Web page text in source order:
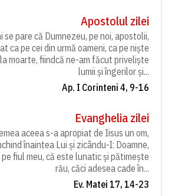
Apostolul zilei
se pare că Dumnezeu, pe noi, apostolii,
ca pe cei din urmă oameni, ca pe niște
moarte, fiindcă ne-am făcut priveliște
lumii și îngerilor și...
Ap. I Corinteni 4, 9-16
Evanghelia zilei
aceea s-a apropiat de Iisus un om,
înaintea Lui și zicându-I: Doamne,
fiul meu, că este lunatic și pătimește
rău, căci adesea cade în...
Ev. Matei 17, 14-23